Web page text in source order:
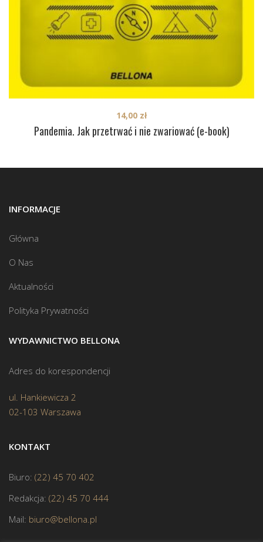
Pandemia. Jak przetrwać i nie zwariować (e-book)
14,00 zł
INFORMACJE
Główna
O Nas
Aktualności
Polityka Prywatności
WYDAWNICTWO BELLONA
Adres do korespondencji
ul. Hankiewicza 2
02-103 Warszawa
KONTAKT
Biuro: (22) 45 70 402
Redakcja: (22) 45 70 444
Mail: biuro@bellona.pl